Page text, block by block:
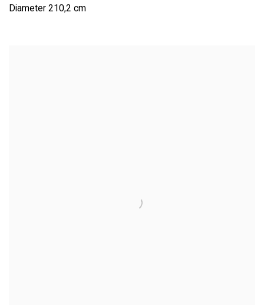
Diameter 210,2 cm